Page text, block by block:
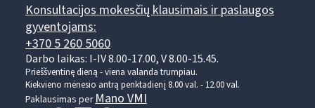
Konsultacijos mokesčių klausimais ir paslaugos
gyventojams:
+370 5 260 5060
Darbo laikas: I-IV 8.00-17.00, V 8.00-15.45.
Prieššventinę dieną - viena valanda trumpiau.
Kiekvieno mėnesio antrą penktadienį 8.00 val. - 12.00 val.
Paklausimas per Mano VMI